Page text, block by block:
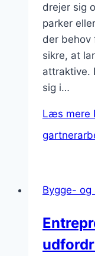
drejer sig
parker
der behov
sikre, at
attraktive.
sig i…
Læs mere
Bygge-